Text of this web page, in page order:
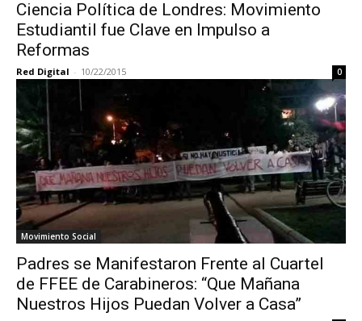
Ciencia Política de Londres: Movimiento
Estudiantil fue Clave en Impulso a
Reformas
Red Digital - 10/22/2015 0
Movimiento Social
Padres se Manifestaron Frente al Cuartel
de FFEE de Carabineros: “Que Mañana
Nuestros Hijos Puedan Volver a Casa”